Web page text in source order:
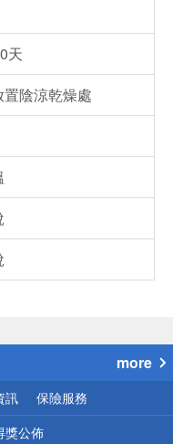
天
置陰涼乾燥處
more
訊 保險服務
獎公佈